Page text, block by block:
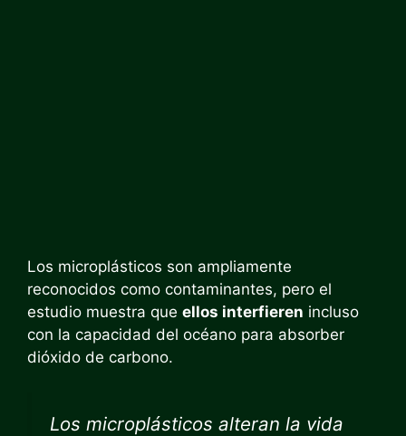
Los microplásticos son ampliamente
reconocidos como contaminantes, pero el
estudio muestra que ellos interfieren incluso
con la capacidad del océano para absorber
dióxido de carbono.
Los microplásticos alteran la vida